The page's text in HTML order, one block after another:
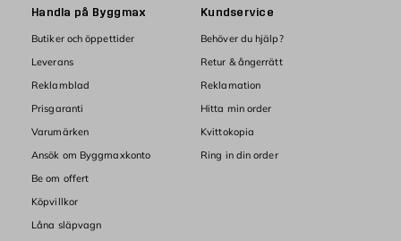
Handla på Byggmax
Butiker och öppettider
Leverans
Reklamblad
Prisgaranti
Varumärken
Ansök om Byggmaxkonto
Be om offert
Köpvillkor
Låna släpvagn
Kundservice
Behöver du hjälp?
Retur & ångerrätt
Reklamation
Hitta min order
Kvittokopia
Ring in din order